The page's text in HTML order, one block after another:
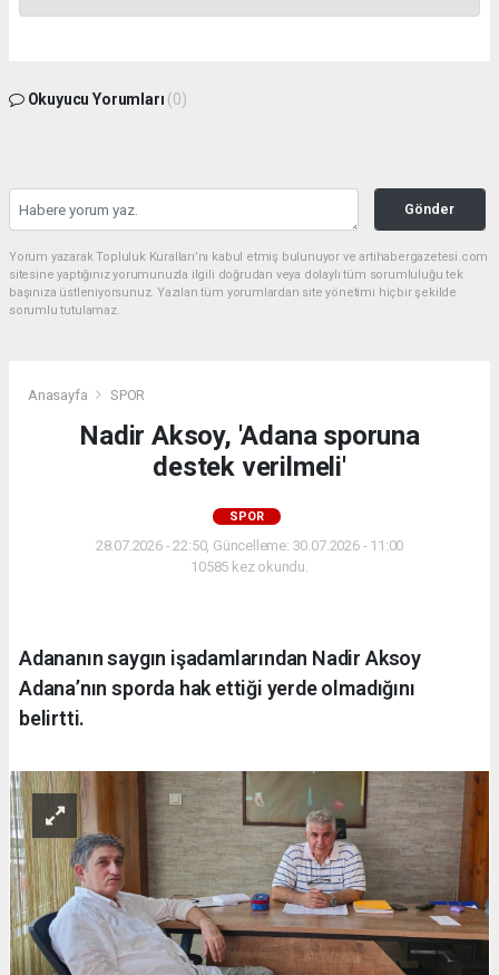
Okuyucu Yorumları (0)
Gönder
Yorum yazarak Topluluk Kuralları’nı kabul etmiş bulunuyor ve artihabergazetesi.com
sitesine yaptığınız yorumunuzla ilgili doğrudan veya dolaylı tüm sorumluluğu tek
başınıza üstleniyorsunuz. Yazılan tüm yorumlardan site yönetimi hiçbir şekilde
sorumlu tutulamaz.
Anasayfa SPOR
Nadir Aksoy, 'Adana sporuna
destek verilmeli'
SPOR
28.07.2026 - 22:50, Güncelleme: 30.07.2026 - 11:00
10585 kez okundu.
Adananın saygın işadamlarından Nadir Aksoy
Adana’nın sporda hak ettiği yerde olmadığını
belirtti.